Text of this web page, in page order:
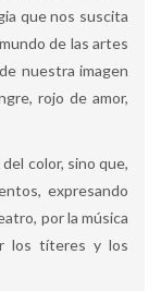
que nos suscita
de las artes
nuestra imagen
rojo de amor,
color, sino que,
expresando
por la música
los títeres y los